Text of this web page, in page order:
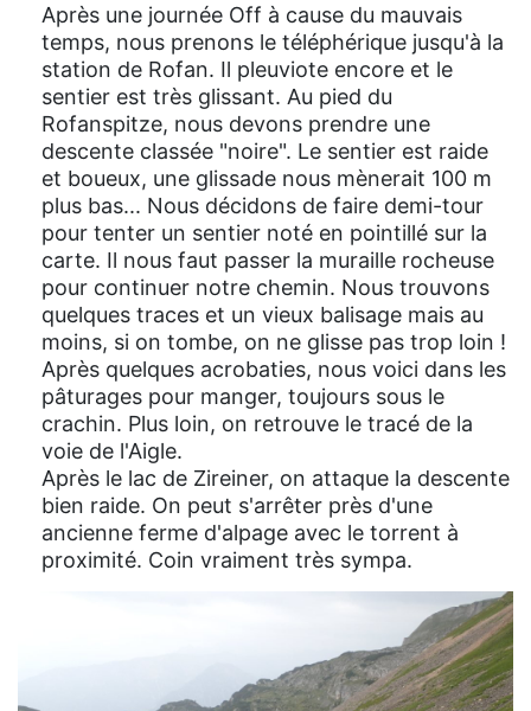
Après une journée Off à cause du mauvais
temps, nous prenons le téléphérique jusqu'à la
station de Rofan. Il pleuviote encore et le
sentier est très glissant. Au pied du
Rofanspitze, nous devons prendre une
descente classée "noire". Le sentier est raide
et boueux, une glissade nous mènerait 100 m
plus bas... Nous décidons de faire demi-tour
pour tenter un sentier noté en pointillé sur la
carte. Il nous faut passer la muraille rocheuse
pour continuer notre chemin. Nous trouvons
quelques traces et un vieux balisage mais au
moins, si on tombe, on ne glisse pas trop loin !
Après quelques acrobaties, nous voici dans les
pâturages pour manger, toujours sous le
crachin. Plus loin, on retrouve le tracé de la
voie de l'Aigle.
Après le lac de Zireiner, on attaque la descente
bien raide. On peut s'arrêter près d'une
ancienne ferme d'alpage avec le torrent à
proximité. Coin vraiment très sympa.